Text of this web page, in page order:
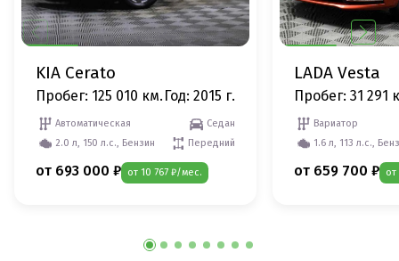
KIA Cerato
Пробег: 125 010 км. Год: 2015 г.
Автоматическая
Седан
2.0 л, 150 л.с., Бензин
Передний
от 693 000 ₽ от 10 767 ₽/мес.
LADA Vesta
Пробег: 31 291
Вариатор
1.6 л, 113 л.с.,
от 659 700 ₽